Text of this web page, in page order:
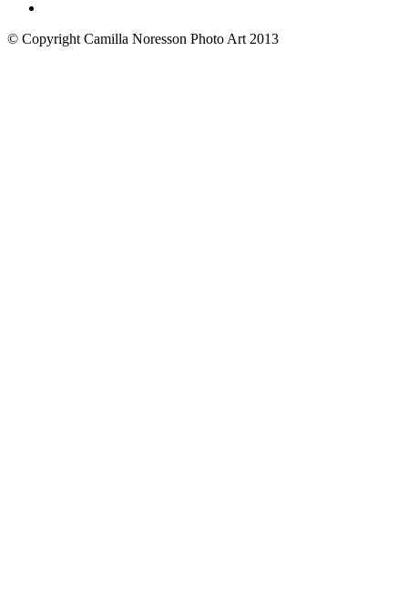
© Copyright Camilla Noresson Photo Art 2013